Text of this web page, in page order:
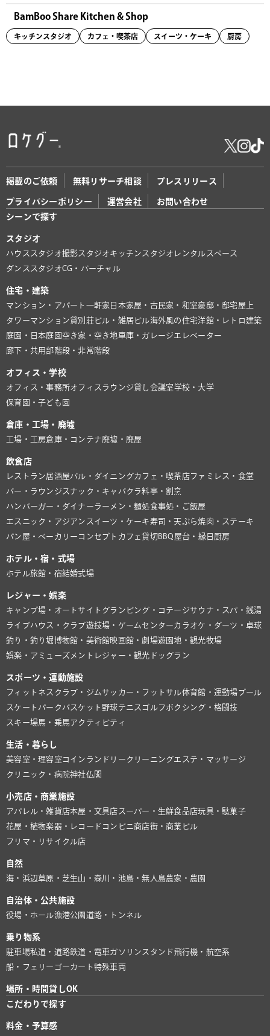
BamBoo Share Kitchen & Shop
キッチンスタジオ カフェ・喫茶店 スイーツ・ケーキ 厨房
掲載のご依頼 無料リサーチ相談 プレスリリース
プライバシーポリシー 運営会社
お問い合わせ
シーンで探す
スタジオ
ハウススタジオ撮影スタジオキッチンスタジオ レンタルスペース
ダンススタジオCG・バーチャル
住宅・建築
マンション・アパート 一軒家 日本家屋・古民家・和室豪邸・邸宅屋上
タワーマンション貸別荘ビル・雑居ビル海外風の住宅洋館・レトロ建築
庭園・日本庭園 空き家・空き地 車庫・ガレージ エレベーター
廊下・共用部 階段・非常階段
オフィス・学校
オフィス・事務所オフィスラウンジ貸し会議室学校・大学
保育園・子ども園
倉庫・工場・廃墟
工場・工房倉庫・コンテナ廃墟・廃屋
飲食店
レストラン居酒屋バル・ダイニングカフェ・喫茶店ファミレス・食堂
バー・ラウンジ スナック・キャバクラ料亭・割烹
ハンバーガー・ダイナーラーメン・麺処食事処・ご飯屋
エスニック・アジアン スイーツ・ケーキ寿司・天ぷら焼肉・ステーキ
パン屋・ベーカリー コンセプトカフェ貸切BBQ 屋台・縁日 厨房
ホテル・宿・式場
ホテル旅館・宿結婚式場
レジャー・娯楽
キャンプ場・オートサイト グランピング・コテージサウナ・スパ・銭湯
ライブハウス・クラブ遊技場・ゲームセンターカラオケ・ダーツ・卓球
釣り・釣り堀博物館・美術館映画館・劇場遊園地・観光牧場
娯楽・アミューズメント レジャー・観光 ドッグラン
スポーツ・運動施設
フィットネスクラブ・ジム サッカー・フットサル体育館・運動場プール
スケートパーク バスケット 野球テニス ゴルフ ボクシング・格闘技
スキー場馬・乗馬アクティビティ
生活・暮らし
美容室・理容室 コインランドリー クリーニングエステ・マッサージ
クリニック・病院神社仏閣
小売店・商業施設
アパレル・雑貨店本屋・文具店 スーパー・生鮮食品店玩具・駄菓子
花屋・植物楽器・レコード コンビニ商店街・商業ビル
フリマ・リサイクル店
自然
海・浜辺 草原・芝生山・森川・池島・無人島農家・農園
自治体・公共施設
役場・ホール漁港公園 道路・トンネル
乗り物系
駐車場私道・道路鉄道・電車 ガソリンスタンド 飛行機・航空系
船・フェリー ゴーカート特殊車両
場所・時間貸しOK
こだわりで探す
料金・予算感